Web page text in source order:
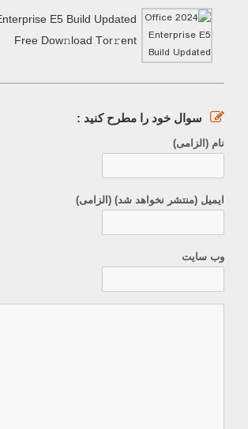
E5 Build Updated
Frее Dow𝚗load Tоr𝚛ent
سوال خود را مطرح کنید :
نام (الزامی)
ایمیل (منتشر نخواهد شد) (الزامی)
وب سایت